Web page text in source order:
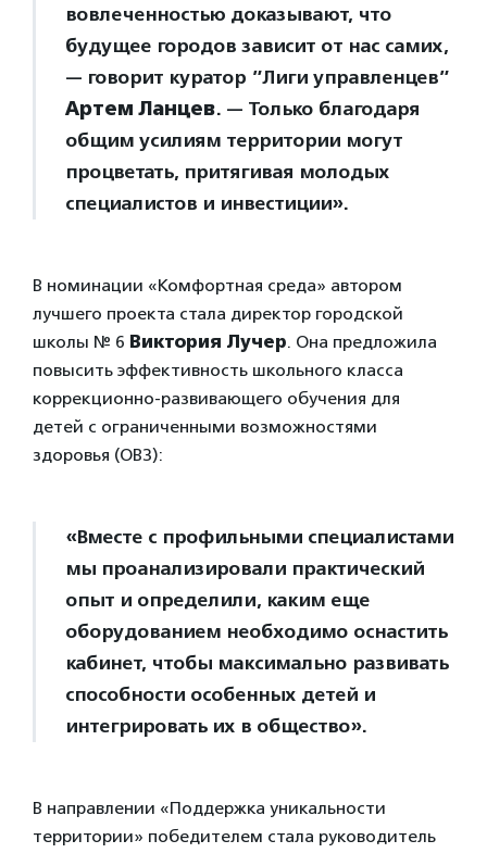
вовлеченностью доказывают, что
будущее городов зависит от нас самих,
— говорит куратор ”Лиги управленцев”
Артем Ланцев. — Только благодаря
общим усилиям территории могут
процветать, притягивая молодых
специалистов и инвестиции».
В номинации «Комфортная среда» автором
лучшего проекта стала директор городской
школы № 6 Виктория Лучер. Она предложила
повысить эффективность школьного класса
коррекционно-развивающего обучения для
детей с ограниченными возможностями
здоровья (ОВЗ):
«Вместе с профильными специалистами
мы проанализировали практический
опыт и определили, каким еще
оборудованием необходимо оснастить
кабинет, чтобы максимально развивать
способности особенных детей и
интегрировать их в общество».
В направлении «Поддержка уникальности
территории» победителем стала руководитель